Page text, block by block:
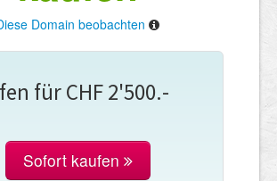
Domain beobachten
für CHF 2'500.-
Sofort kaufen